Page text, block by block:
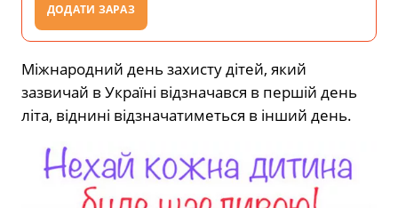
ДОДАТИ ЗАРАЗ
Міжнародний день захисту дітей, який
зазвичай в Україні відзначався в першій день
літа, віднині відзначатиметься в інший день.